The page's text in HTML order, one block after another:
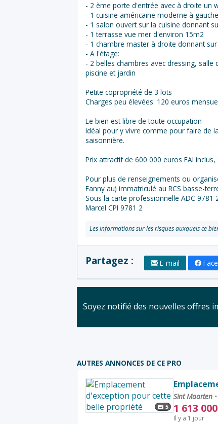
- 2 ème porte d'entrée avec à droite un
- 1 cuisine américaine moderne à
- 1 salon ouvert sur la cuisine donnant
- 1 terrasse vue mer d'environ 15m2
- 1 chambre master à droite donnant
- A l'étage:
- 2 belles chambres avec dressing,
piscine et jardin
Petite copropriété de 3 lots
Charges peu élevées: 120 euros
Le bien est libre de toute occupation
Idéal pour y vivre comme pour faire de
saisonnière.
Prix attractif de 600 000 euros FAI
Pour plus de renseignements ou
Fanny au) immatriculé au RCS basse-
Sous la carte professionnelle ADC 9781
Marcel CPI 9781 2
Les informations sur les risques auxquels ce
Partagez : E-mail
Soyez notifié des nouvelles offres
AUTRES ANNONCES DE CE PRO
5
Sint Maarten •
1 613 000
Il y a 1 jour